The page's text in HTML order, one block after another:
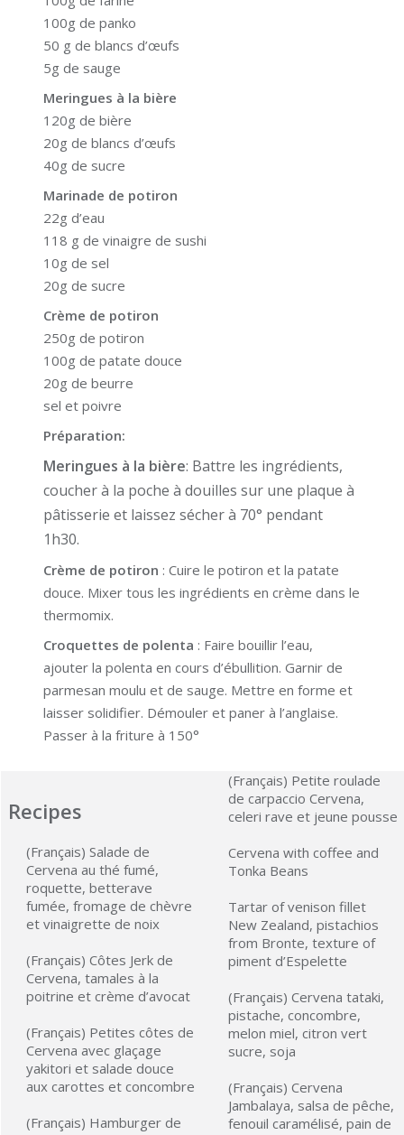
100g de panko
50 g de blancs d’œufs
5g de sauge
Meringues à la bière
120g de bière
20g de blancs d’œufs
40g de sucre
Marinade de potiron
22g d’eau
118 g de vinaigre de sushi
10g de sel
20g de sucre
Crème de potiron
250g de potiron
100g de patate douce
20g de beurre
sel et poivre
Préparation:
Meringues à la bière: Battre les ingrédients,
coucher à la poche à douilles sur une plaque à
pâtisserie et laissez sécher à 70° pendant
1h30.
Crème de potiron : Cuire le potiron et la patate
douce. Mixer tous les ingrédients en crème dans le
thermomix.
Croquettes de polenta : Faire bouillir l’eau,
ajouter la polenta en cours d’ébullition. Garnir de
parmesan moulu et de sauge. Mettre en forme et
laisser solidifier. Démouler et paner à l’anglaise.
Passer à la friture à 150°
Recipes
(Français) Salade de
Cervena au thé fumé,
roquette, betterave
fumée, fromage de chèvre
et vinaigrette de noix
(Français) Côtes Jerk de
Cervena, tamales à la
poitrine et crème d’avocat
(Français) Petites côtes de
Cervena avec glaçage
yakitori et salade douce
aux carottes et concombre
(Français) Hamburger de
(Français) Petite roulade
de carpaccio Cervena,
celeri rave et jeune pousse
Cervena with coffee and
Tonka Beans
Tartar of venison fillet
New Zealand, pistachios
from Bronte, texture of
piment d’Espelette
(Français) Cervena tataki,
pistache, concombre,
melon miel, citron vert
sucre, soja
(Français) Cervena
Jambalaya, salsa de pêche,
fenouil caramélisé, pain de